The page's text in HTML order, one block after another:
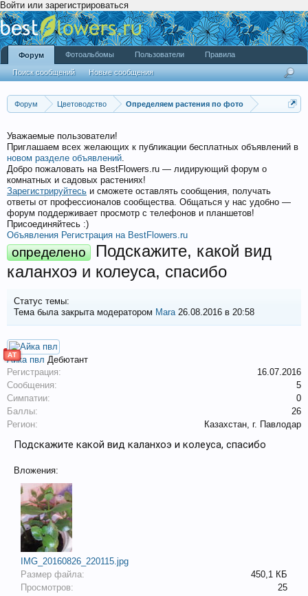
Войти или зарегистрироваться
Форум Цветоводство Определяем растения по фото
Уважаемые пользователи!
Приглашаем всех желающих к публикации бесплатных объявлений в
новом разделе объявлений.
Добро пожаловать на BestFlowers.ru — лидирующий форум о
комнатных и садовых растениях!
Зарегистрируйтесь и сможете оставлять сообщения, получать
ответы от профессионалов сообщества. Общаться у нас удобно —
форум поддерживает просмотр с телефонов и планшетов!
Присоединяйтесь :)
Объявления Регистрация на BestFlowers.ru
определено
Подскажите, какой вид
каланхоэ и колеуса, спасибо
Статус темы:
Тема была закрыта модератором Mara26.08.2016 в 20:58
АТ
Айка пвл Дебютант
Регистрация:
16.07.2016
Сообщения:
5
Симпатии:
0
Баллы:
26
Регион:
Казахстан, г. Павлодар
Подскажите какой вид каланхоэ и колеуса, спасибо
Вложения:
IMG_20160826_220115.jpg
Размер файла:
450,1 КБ
Просмотров:
25
Форум
Поиск сообщений Новые сообщения
Фотоальбомы Пользователи Правила